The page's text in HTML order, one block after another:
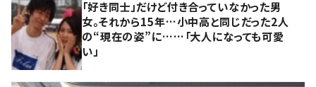
「好き同士」だけど付き合っていなかった男
女。それから15年…小中高と同じだった2人
の“現在の姿”に……「大人になっても可愛
い」